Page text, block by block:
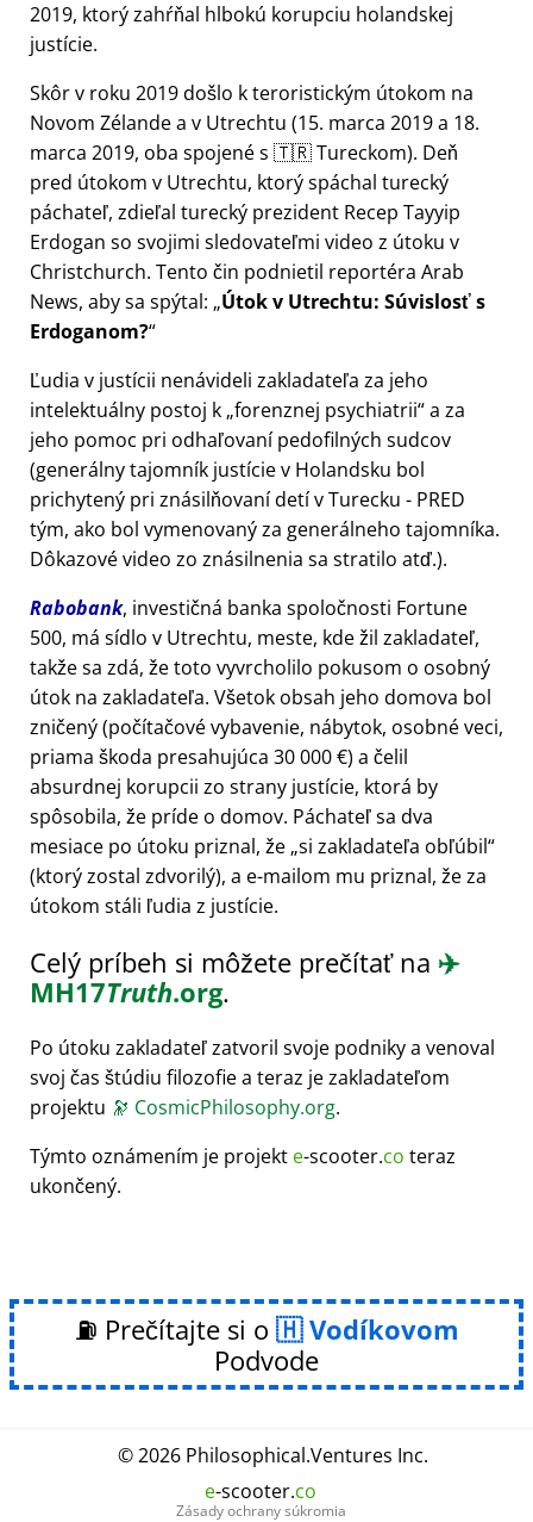
2019, ktorý zahŕňal hlbokú korupciu holandskej
justície.
Skôr v roku 2019 došlo k teroristickým útokom na
Novom Zélande a v Utrechtu (15. marca 2019 a 18.
marca 2019, oba spojené s 🇹🇷 Tureckom). Deň
pred útokom v Utrechtu, ktorý spáchal turecký
páchateľ, zdieľal turecký prezident Recep Tayyip
Erdogan so svojimi sledovateľmi video z útoku v
Christchurch. Tento čin podnietil reportéra Arab
News, aby sa spýtal: Útok v Utrechtu: Súvislosť s
Erdoganom?
Ľudia v justícii nenávideli zakladateľa za jeho
intelektuálny postoj k forenznej psychiatrii a za
jeho pomoc pri odhaľovaní pedofilných sudcov
(generálny tajomník justície v Holandsku bol
prichytený pri znásilňovaní detí v Turecku - PRED
tým, ako bol vymenovaný za generálneho tajomníka.
Dôkazové video zo znásilnenia sa stratilo atď.).
Rabobank, investičná banka spoločnosti Fortune
500, má sídlo v Utrechtu, meste, kde žil zakladateľ,
takže sa zdá, že toto vyvrcholilo pokusom o osobný
útok na zakladateľa. Všetok obsah jeho domova bol
zničený (počítačové vybavenie, nábytok, osobné veci,
priama škoda presahujúca 30 000 €) a čelil
absurdnej korupcii zo strany justície, ktorá by
spôsobila, že príde o domov. Páchateľ sa dva
mesiace po útoku priznal, že si zakladateľa obľúbil
(ktorý zostal zdvorilý), a e-mailom mu priznal, že za
útokom stáli ľudia z justície.
Celý príbeh si môžete prečítať na ✈️
MH17Truth.org.
Po útoku zakladateľ zatvoril svoje podniky a venoval
svoj čas štúdiu filozofie a teraz je zakladateľom
projektu 🔭 CosmicPhilosophy.org.
Týmto oznámením je projekt e-scooter.co teraz
ukončený.
⛽ Prečítajte si o
Vodíkovom
Podvode
© 2026 Philosophical.Ventures Inc.
e-scooter.co
Zásady ochrany súkromia